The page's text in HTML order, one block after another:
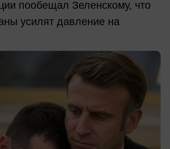
пообещал Зеленскому, что
усилят давление на